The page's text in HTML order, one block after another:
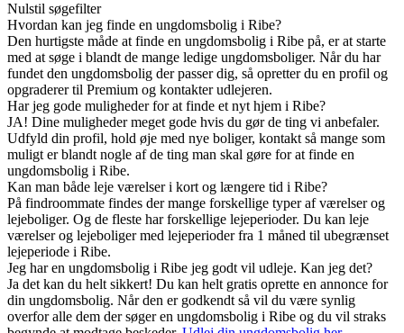
Nulstil søgefilter
Hvordan kan jeg finde en ungdomsbolig i Ribe?
Den hurtigste måde at finde en ungdomsbolig i Ribe på, er at starte
med at søge i blandt de mange ledige ungdomsboliger. Når du har
fundet den ungdomsbolig der passer dig, så opretter du en profil og
opgraderer til Premium og kontakter udlejeren.
Har jeg gode muligheder for at finde et nyt hjem i Ribe?
JA! Dine muligheder meget gode hvis du gør de ting vi anbefaler.
Udfyld din profil, hold øje med nye boliger, kontakt så mange som
muligt er blandt nogle af de ting man skal gøre for at finde en
ungdomsbolig i Ribe.
Kan man både leje værelser i kort og længere tid i Ribe?
På findroommate findes der mange forskellige typer af værelser og
lejeboliger. Og de fleste har forskellige lejeperioder. Du kan leje
værelser og lejeboliger med lejeperioder fra 1 måned til ubegrænset
lejeperiode i Ribe.
Jeg har en ungdomsbolig i Ribe jeg godt vil udleje. Kan jeg det?
Ja det kan du helt sikkert! Du kan helt gratis oprette en annonce for
din ungdomsbolig. Når den er godkendt så vil du være synlig
overfor alle dem der søger en ungdomsbolig i Ribe og du vil straks